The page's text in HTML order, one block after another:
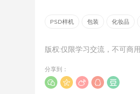
PSD样机 包装 化妆品
版权:仅限学习交流，不可商用
分享到：